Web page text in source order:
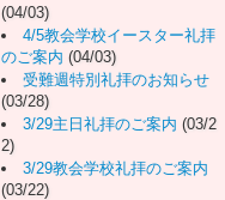
(04/03)
4/5教会学校イースター礼拝
のご案内 (04/03)
受難週特別礼拝のお知らせ
(03/28)
3/29主日礼拝のご案内 (03/2
2)
3/29教会学校礼拝のご案内
(03/22)